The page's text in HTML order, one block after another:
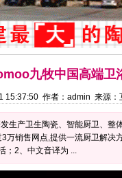
九牧中国高端卫
15:37:50 作者：admin 来源
生产卫生陶瓷、智能厨卫、整
万销售网点,提供一流厨卫解决
；2、中文音译为 ...